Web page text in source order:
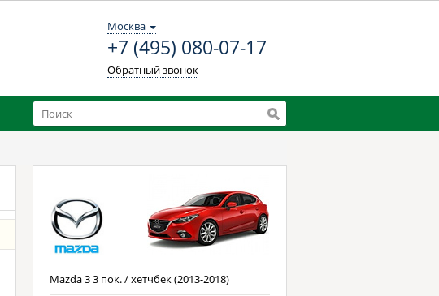
Москва
+7 (495) 080-07-17
Обратный звонок
Mazda 3 3 пок. / хетчбек (2013-2018)